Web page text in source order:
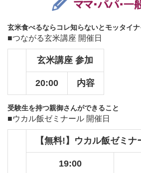
玄米食べるならコレ知らないとモッタイナ
■つながる玄米講座 開催日
玄米講座 参加
20:00 内容
受験生を持つ親御さんができること
■ウカル飯ゼミナール 開催日
【無料!】ウカル飯ゼミナ
19:00